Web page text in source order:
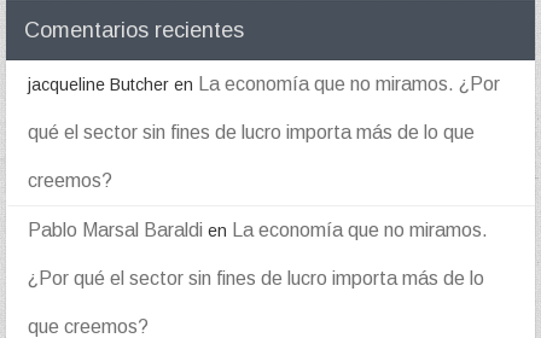
Comentarios recientes
jacqueline Butcher en La economía que no miramos. ¿Por
qué el sector sin fines de lucro importa más de lo que
creemos?
Pablo Marsal Baraldi en La economía que no miramos.
¿Por qué el sector sin fines de lucro importa más de lo
que creemos?